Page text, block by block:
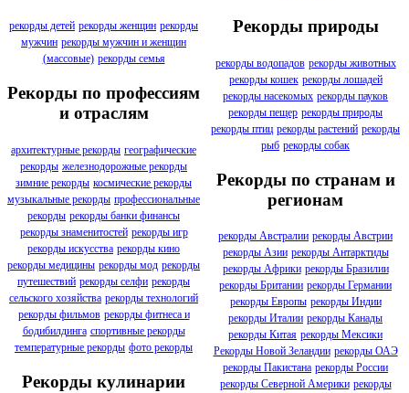
рекорды детей рекорды женщин рекорды
мужчин рекорды мужчин и женщин
(массовые) рекорды семья
Рекорды по профессиям
и отраслям
архитектурные рекорды географические
рекорды железнодорожные рекорды
зимние рекорды космические рекорды
музыкальные рекорды профессиональные
рекорды рекорды банки финансы
рекорды знаменитостей рекорды игр
рекорды искусства рекорды кино
рекорды медицины рекорды мод рекорды
путешествий рекорды селфи рекорды
сельского хозяйства рекорды технологий
рекорды фильмов рекорды фитнеса и
бодибилдинга спортивные рекорды
температурные рекорды фото рекорды
Рекорды кулинарии
Рекорды природы
рекорды водопадов рекорды животных
рекорды кошек рекорды лошадей
рекорды насекомых рекорды пауков
рекорды пещер рекорды природы
рекорды птиц рекорды растений рекорды
рыб рекорды собак
Рекорды по странам и
регионам
рекорды Австралии рекорды Австрии
рекорды Азии рекорды Антарктиды
рекорды Африки рекорды Бразилии
рекорды Британии рекорды Германии
рекорды Европы рекорды Индии
рекорды Италии рекорды Канады
рекорды Китая рекорды Мексики
Рекорды Новой Зеландии рекорды ОАЭ
рекорды Пакистана рекорды России
рекорды Северной Америки рекорды